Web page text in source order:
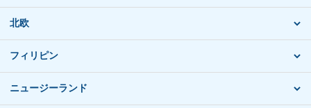
北欧
フィリピン
ニュージーランド